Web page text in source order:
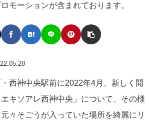
モーションが含まれております。
西神中央駅前に2022年4月、新しく開
キソアレ西神中央」について、その様
々そごうが入っていた場所を綺麗にリ